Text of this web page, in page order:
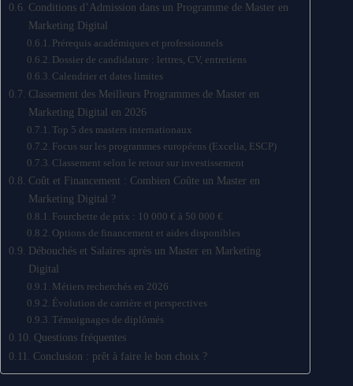
Conditions d’Admission dans un Programme de Master en
Marketing Digital
Prérequis académiques et professionnels
Dossier de candidature : lettres, CV, entretiens
Calendrier et dates limites
Classement des Meilleurs Programmes de Master en
Marketing Digital en 2026
Top 5 des masters internationaux
Focus sur les programmes européens (Excelia, ESCP)
Classement selon le retour sur investissement
Coût et Financement : Combien Coûte un Master en
Marketing Digital ?
Fourchette de prix : 10 000 € à 50 000 €
Options de financement et aides disponibles
Débouchés et Salaires après un Master en Marketing
Digital
Métiers recherchés en 2026
Évolution de carrière et perspectives
Témoignages de diplômés
Questions fréquentes
Conclusion : prêt à faire le bon choix ?